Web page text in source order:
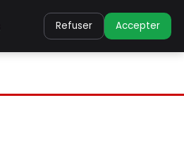
Refuser Accepter